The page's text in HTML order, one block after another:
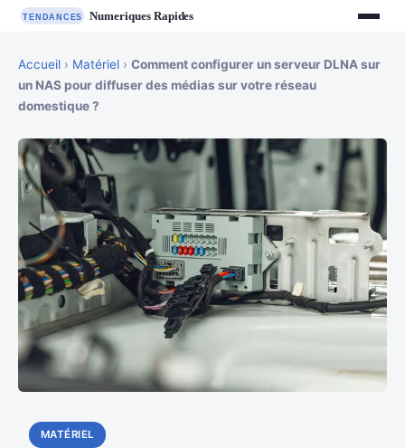
Accueil › Matériel › Comment configurer un serveur DLNA sur
un NAS pour diffuser des médias sur votre réseau
domestique ?
MATÉRIEL